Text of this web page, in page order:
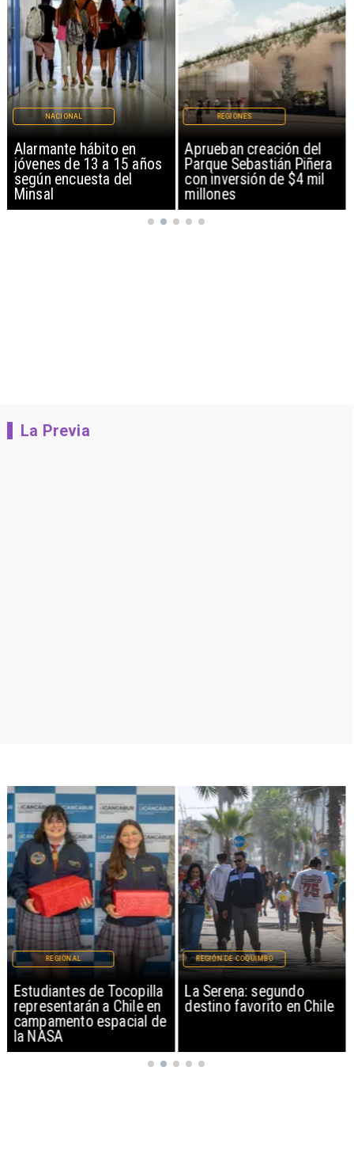
Alarmante hábito en
jóvenes de 13 a 15 años
según encuesta del
Minsal
NACIONAL
Aprueban creación del
Parque Sebastián Piñera
con inversión de $4 mil
millones
REGIONES
La Previa
Estudiantes de Tocopilla
representarán a Chile en
campamento espacial de
la NASA
REGIONAL
La Serena: segundo
destino favorito en Chile
REGIÓN DE COQUIMBO